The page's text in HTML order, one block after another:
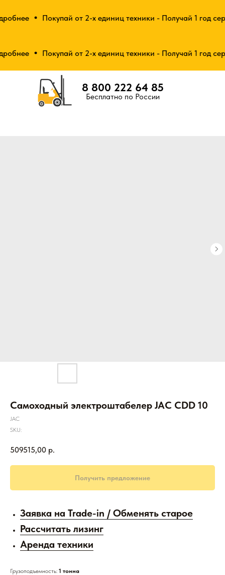
Покупай от 2-х единиц техники - Получай 1 год
Покупай от 2-х единиц техники - Получай 1 год
8 800 222 64 85
Бесплатно по России
Самоходный электроштабелер JAC CDD 10
JAC
SKU:
509515,00 р.
Получить предложение
Заявка на Trade-in / Обменять старое
Рассчитать лизинг
Аренда техники
Грузоподъемность: 1 тонна